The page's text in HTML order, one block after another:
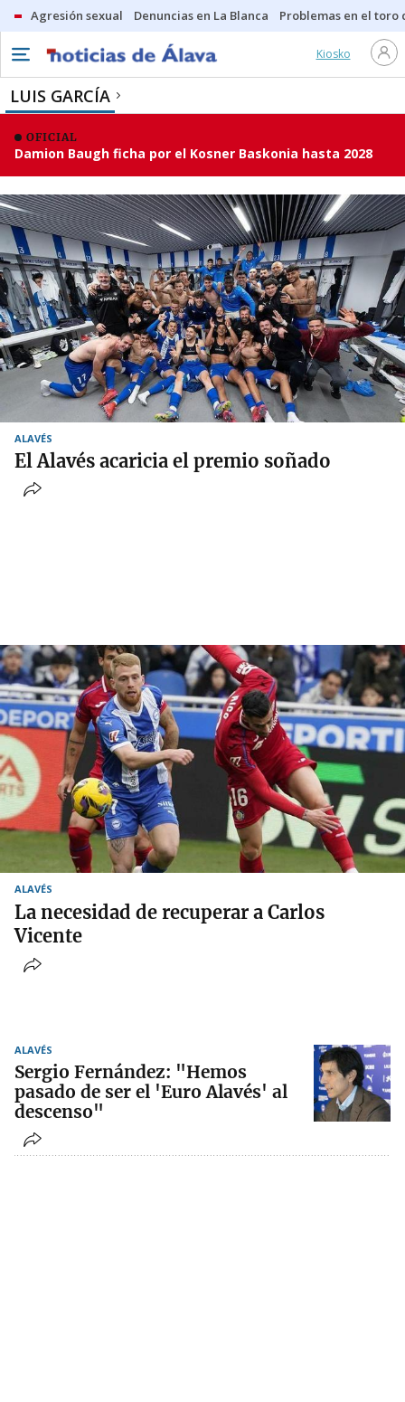
Agresión sexual Denuncias en La Blanca Problemas en el toro
Kiosko
LUIS GARCÍA
OFICIAL
Damion Baugh ficha por el Kosner Baskonia hasta 2028
ALAVÉS
El Alavés acaricia el premio soñado
ALAVÉS
La necesidad de recuperar a Carlos
Vicente
ALAVÉS
Sergio Fernández: "Hemos
pasado de ser el 'Euro Alavés' al
descenso"